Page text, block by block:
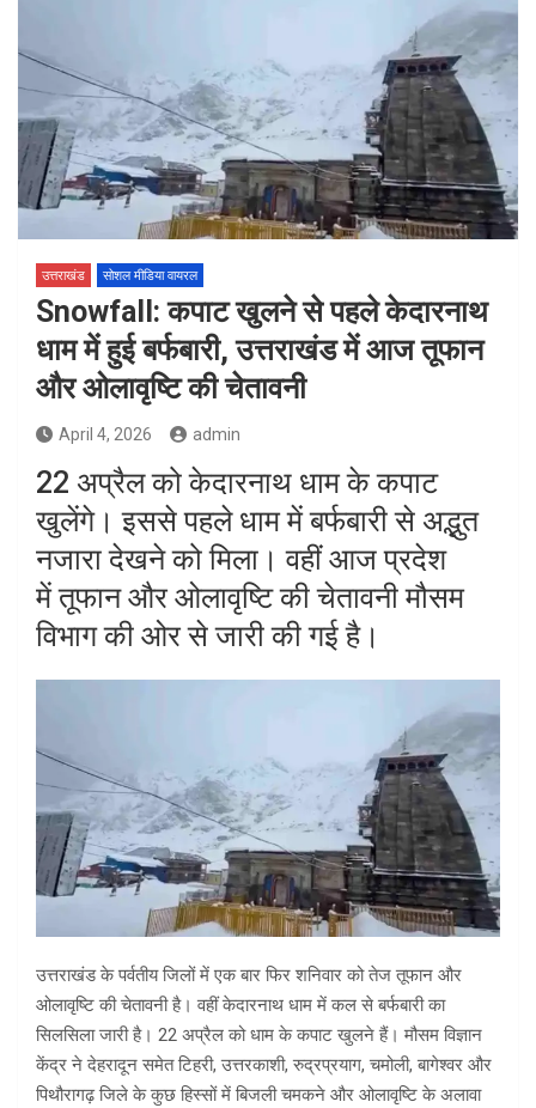
उत्तराखंड सोशल मीडिया वायरल
Snowfall: कपाट खुलने से पहले केदारनाथ
धाम में हुई बर्फबारी, उत्तराखंड में आज तूफान
और ओलावृष्टि की चेतावनी
April 4, 2026 admin
22 अप्रैल को केदारनाथ धाम के कपाट
खुलेंगे। इससे पहले धाम में बर्फबारी से अद्भुत
नजारा देखने को मिला। वहीं आज प्रदेश
में तूफान और ओलावृष्टि की चेतावनी मौसम
विभाग की ओर से जारी की गई है।
उत्तराखंड के पर्वतीय जिलों में एक बार फिर शनिवार को तेज तूफान और
ओलावृष्टि की चेतावनी है। वहीं केदारनाथ धाम में कल से बर्फबारी का
सिलसिला जारी है। 22 अप्रैल को धाम के कपाट खुलने हैं। मौसम विज्ञान
केंद्र ने देहरादून समेत टिहरी, उत्तरकाशी, रुद्रप्रयाग, चमोली, बागेश्वर और
पिथौरागढ़ जिले के कुछ हिस्सों में बिजली चमकने और ओलावृष्टि के अलावा